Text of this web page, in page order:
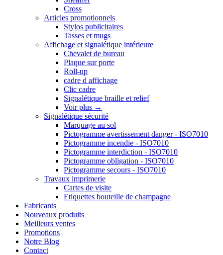
Cross
Articles promotionnels
Stylos publicitaires
Tasses et mugs
Affichage et signalétique intérieure
Chevalet de bureau
Plaque sur porte
Roll-up
cadre d affichage
Clic cadre
Signalétique braille et relief
Voir plus →
Signalétique sécurité
Marquage au sol
Pictogramme avertissement danger - ISO7010
Pictogramme incendie - ISO7010
Pictogramme interdiction - ISO7010
Pictogramme obligation - ISO7010
Pictogramme secours - ISO7010
Travaux imprimerie
Cartes de visite
Etiquettes bouteille de champagne
Fabricants
Nouveaux produits
Meilleurs ventes
Promotions
Notre Blog
Contact